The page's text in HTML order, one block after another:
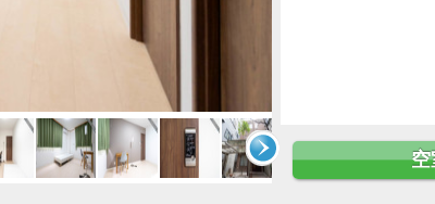
空